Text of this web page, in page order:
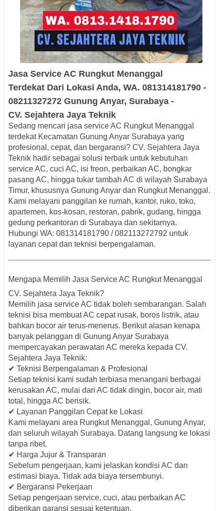
Jasa Service AC Rungkut Menanggal
Terdekat Dari Lokasi Anda, WA. 081314181790 -
08211327272 Gunung Anyar, Surabaya -
CV. Sejahtera Jaya Teknik
Sedang mencari jasa service AC Rungkut Menanggal
terdekat Kecamatan Gunung Anyar Surabaya yang
profesional, cepat, dan bergaransi? CV. Sejahtera Jaya
Teknik hadir sebagai solusi terbaik untuk kebutuhan
service AC, cuci AC, isi freon, perbaikan AC, bongkar
pasang AC, hingga tukar tambah AC di wilayah Surabaya
Timur, khususnya Gunung Anyar dan Rungkut Menanggal .
Kami melayani panggilan ke rumah, kantor, ruko, toko,
apartemen, kos-kosan, restoran, pabrik, gudang, hingga
gedung perkantoran di Surabaya dan sekitarnya.
Hubungi WA: 081314181790 / 082113272792 untuk
layanan cepat dan teknisi berpengalaman.
Mengapa Memilih Jasa Service AC Rungkut Menanggal
CV. Sejahtera Jaya Teknik?
Memilih jasa service AC tidak boleh sembarangan. Salah
teknisi bisa membuat AC cepat rusak, boros listrik, atau
bahkan bocor air terus-menerus. Berikut alasan kenapa
banyak pelanggan di Gunung Anyar Surabaya
mempercayakan perawatan AC mereka kepada CV.
Sejahtera Jaya Teknik:
✔ Teknisi Berpengalaman & Profesional
Setiap teknisi kami sudah terbiasa menangani berbagai
kerusakan AC, mulai dari AC tidak dingin, bocor air, mati
total, hingga AC berisik.
✔ Layanan Panggilan Cepat ke Lokasi
Kami melayani area Rungkut Menanggal, Gunung Anyar,
dan seluruh wilayah Surabaya. Datang langsung ke lokasi
tanpa ribet.
✔ Harga Jujur & Transparan
Sebelum pengerjaan, kami jelaskan kondisi AC dan
estimasi biaya. Tidak ada biaya tersembunyi.
✔ Bergaransi Pekerjaan
Setiap pengerjaan service, cuci, atau perbaikan AC
diberikan garansi sesuai ketentuan.